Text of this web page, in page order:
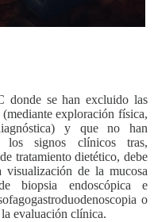
donde se han excluido las
exploración física,
y que no han
los signos clínicos tras,
tratamiento dietético, debe
visualización de la mucosa
biopsia endoscópica e
o
evaluación clínica.